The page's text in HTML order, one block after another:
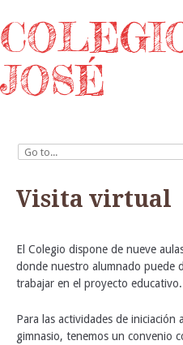
JOSÉ
Visita virtual
El Colegio dispone de nueve
donde nuestro alumnado puede
trabajar en el proyecto educativo.
Para las actividades de
gimnasio, tenemos un convenio